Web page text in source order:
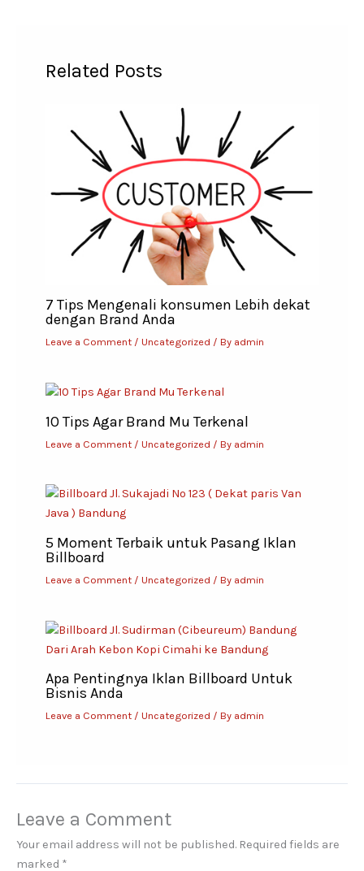
Related Posts
7 Tips Mengenali konsumen Lebih dekat
dengan Brand Anda
Leave a Comment / Uncategorized / By admin
10 Tips Agar Brand Mu Terkenal
Leave a Comment / Uncategorized / By admin
5 Moment Terbaik untuk Pasang Iklan
Billboard
Leave a Comment / Uncategorized / By admin
Apa Pentingnya Iklan Billboard Untuk
Bisnis Anda
Leave a Comment / Uncategorized / By admin
Leave a Comment
Your email address will not be published. Required fields are
marked *